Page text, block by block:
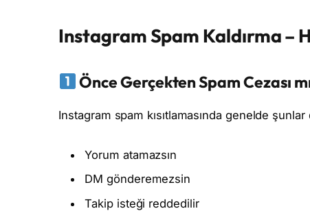
Instagram Spam Kaldırma –
Önce Gerçekten Spam Cezası
Instagram spam kısıtlamasında genelde şunlar
Yorum atamazsın
DM gönderemezsin
Takip isteği reddedilir